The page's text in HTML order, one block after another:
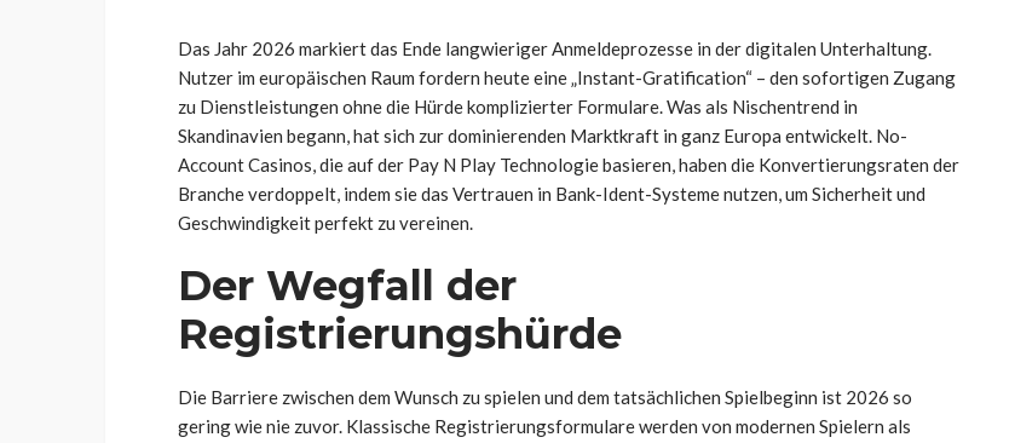
Das Jahr 2026 markiert das Ende langwieriger Anmeldeprozesse in der digitalen Unterhaltung.
Nutzer im europäischen Raum fordern heute eine „Instant-Gratification“ – den sofortigen Zugang
zu Dienstleistungen ohne die Hürde komplizierter Formulare. Was als Nischentrend in
Skandinavien begann, hat sich zur dominierenden Marktkraft in ganz Europa entwickelt. No-
Account Casinos, die auf der Pay N Play Technologie basieren, haben die Konvertierungsraten der
Branche verdoppelt, indem sie das Vertrauen in Bank-Ident-Systeme nutzen, um Sicherheit und
Geschwindigkeit perfekt zu vereinen.
Der Wegfall der
Registrierungshürde
Die Barriere zwischen dem Wunsch zu spielen und dem tatsächlichen Spielbeginn ist 2026 so
gering wie nie zuvor. Klassische Registrierungsformulare werden von modernen Spielern als